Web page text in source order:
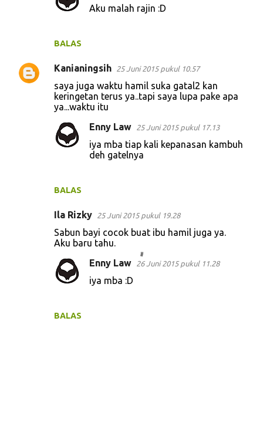
BALAS
Aku malah rajin :D
Kanianingsih 25 Juni 2015 pukul 10.57
saya juga waktu hamil suka gatal2 kan
keringetan terus ya..tapi saya lupa pake apa
ya...waktu itu
BALAS
Enny Law 25 Juni 2015 pukul 17.13
iya mba tiap kali kepanasan kambuh
deh gatelnya
Ila Rizky 25 Juni 2015 pukul 19.28
Sabun bayi cocok buat ibu hamil juga ya.
Aku baru tahu.
BALAS
Enny Law 26 Juni 2015 pukul 11.28
iya mba :D